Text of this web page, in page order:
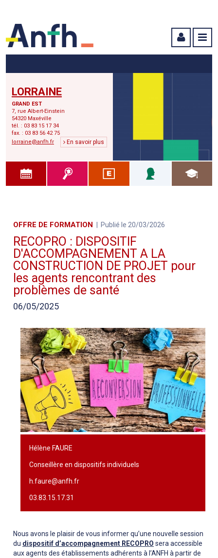
LORRAINE
GRAND EST
7, rue Albert-Einstein
54320 Maxéville
tél. : 03 83 15 17 34
fax. : 03 83 56 42 75
lorraine@anfh.fr
En savoir plus
OFFRE DE FORMATION Publié le 20/03/2026
RECOPRO : DISPOSITIF
D'ACCOMPAGNEMENT A LA
CONSTRUCTION DE PROJET pour
les agents rencontrant des
problèmes de santé
06/05/2025
Hélène FAURE
Conseillère en dispositifs individuels
h.faure@anfh.fr
03.83.15.17.31
Nous avons le plaisir de vous informer qu’une nouvelle session
du dispositif d’accompagnement RECOPRO sera accessible
aux agents des établissements adhérents à l’ANFH à partir de